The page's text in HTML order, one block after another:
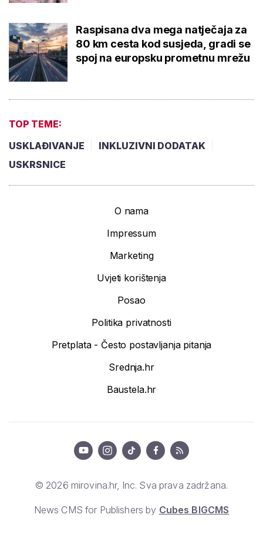
Raspisana dva mega natječaja za
80 km cesta kod susjeda, gradi se
spoj na europsku prometnu mrežu
TOP TEME:
USKLAĐIVANJE
INKLUZIVNI DODATAK
USKRSNICE
O nama
Impressum
Marketing
Uvjeti korištenja
Posao
Politika privatnosti
Pretplata - Često postavljanja pitanja
Srednja.hr
Baustela.hr
© 2026 mirovina.hr, Inc. Sva prava zadržana.
News CMS for Publishers by Cubes BIGCMS